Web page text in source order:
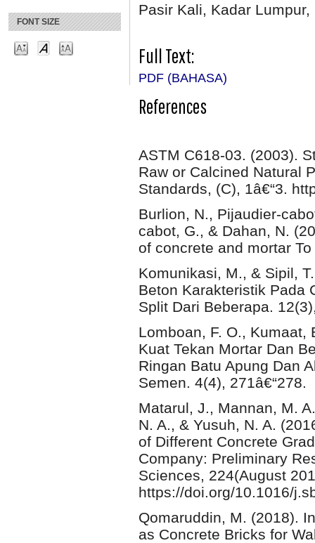
FONT SIZE
Pasir Kali, Kadar
Full Text:
PDF (BAHASA)
References
ASTM C618-03. (2003).
Raw or Calcined Natural
Standards, (C), 1â€“3.
Burlion, N., Pijaudier-
cabot, G., & Dahan, N.
of concrete and mortar
Komunikasi, M., & Sipil,
Beton Karakteristik Pada
Split Dari Beberapa.
Lomboan, F. O., Kumaat,
Kuat Tekan Mortar Dan
Ringan Batu Apung Dan
Semen. 4(4), 271â€“278.
Matarul, J., Mannan, M.
N. A., & Yusuh, N. A.
of Different Concrete
Company: Preliminary
Sciences, 224(August
https://doi.org/10.1016/
Qomaruddin, M. (2018).
as Concrete Bricks for